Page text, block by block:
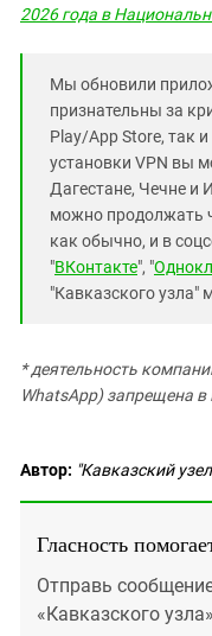
2026 года в
Мы обновили
признательны за
Play/App Store, так
установки VPN вы
Дагестане, Чечне и
можно продолжать
как обычно, и в
"ВКонтакте", "
"Кавказского узла"
* деятельность
WhatsApp) запрещена в
Автор: "Кавказский
Гласность
Отправь
«Кавказского